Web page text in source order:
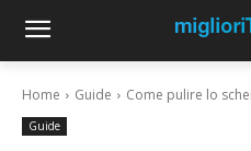
Home Guide Come pulire lo
Guide